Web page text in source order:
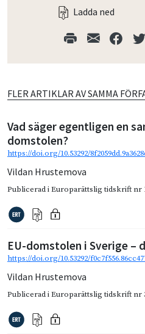
Ladda ned
FLER ARTIKLAR AV SAMMA
Vad säger egentligen en
domstolen?
https://doi.org/10.53292/
Vildan Hrustemova
Publicerad iEuroparättslig tidskrift nr
EU-domstolen i Sverige –
https://doi.org/10.53292/
Vildan Hrustemova
Publicerad iEuroparättslig tidskrift nr